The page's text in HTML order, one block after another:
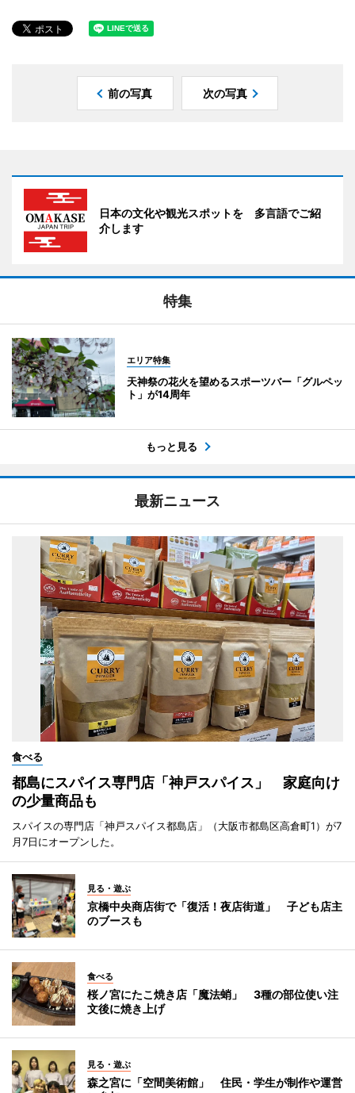
前の写真 次の写真
日本の文化や観光スポットを 多言語でご紹
介します
特集
エリア特集
天神祭の花火を望めるスポーツバー「グルペッ
ト」が14周年
もっと見る
最新ニュース
食べる
都島にスパイス専門店「神戸スパイス」 家庭向け
の少量商品も
スパイスの専門店「神戸スパイス都島店」（大阪市都島区高倉町1）が7
月7日にオープンした。
見る・遊ぶ
京橋中央商店街で「復活！夜店街道」 子ども店主
のブースも
食べる
桜ノ宮にたこ焼き店「魔法蛸」 3種の部位使い注
文後に焼き上げ
見る・遊ぶ
森之宮に「空間美術館」 住民・学生が制作や運営